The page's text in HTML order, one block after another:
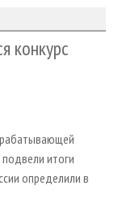
конкурс
итоги
определили в